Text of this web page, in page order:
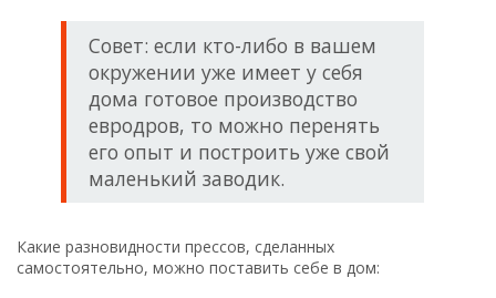
Совет: если кто-либо в вашем
окружении уже имеет у себя
дома готовое производство
евродров, то можно перенять
его опыт и построить уже свой
маленький заводик.
Какие разновидности прессов, сделанных
самостоятельно, можно поставить себе в дом: